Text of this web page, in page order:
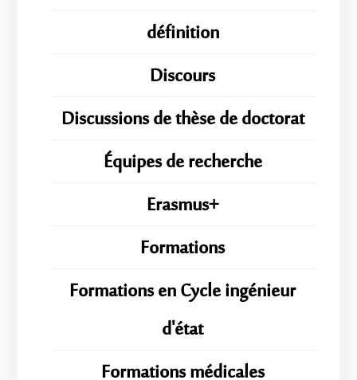
définition
Discours
Discussions de thèse de doctorat
Équipes de recherche
Erasmus+
Formations
Formations en Cycle ingénieur
d'état
Formations médicales